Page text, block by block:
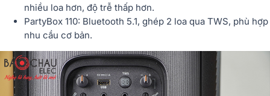
nhiều loa hơn, độ trễ thấp hơn.
PartyBox 110: Bluetooth 5.1, ghép 2 loa qua TWS, phù hợp
nhu cầu cơ bản.